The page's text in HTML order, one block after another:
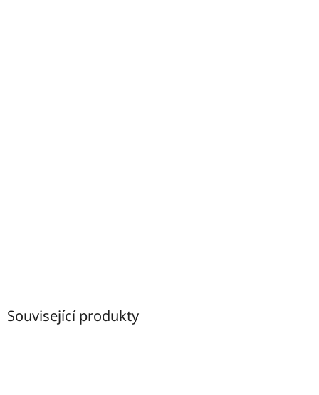
Související produkty